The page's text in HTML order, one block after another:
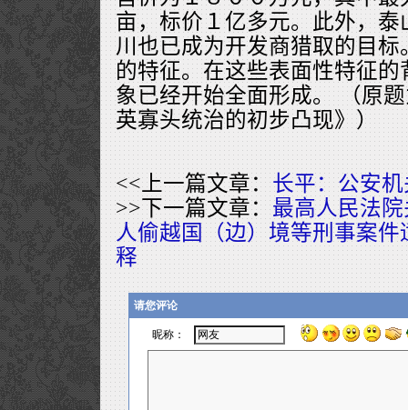
亩，标价１亿多元。此外，
川也已成为开发商猎取的目
的特征。在这些表面性特征
象已经开始全面形成。 （原
英寡头统治的初步凸现》）
<<上一篇文章：长平：公安
>>下一篇文章：最高人民法
人偷越国（边）境等刑事案
释